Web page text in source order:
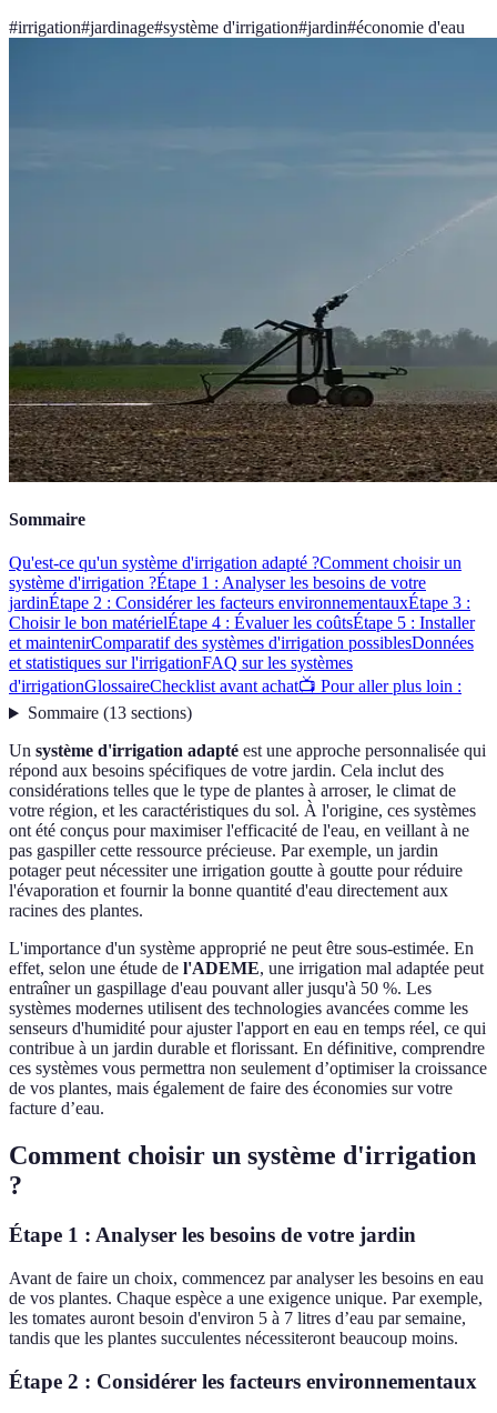
#irrigation#jardinage#système d'irrigation#jardin#économie d'eau
Sommaire
Qu'est-ce qu'un système d'irrigation adapté ?Comment choisir un
système d'irrigation ?Étape 1 : Analyser les besoins de votre
jardinÉtape 2 : Considérer les facteurs environnementauxÉtape 3 :
Choisir le bon matérielÉtape 4 : Évaluer les coûtsÉtape 5 : Installer
et maintenirComparatif des systèmes d'irrigation possiblesDonnées
et statistiques sur l'irrigationFAQ sur les systèmes
d'irrigationGlossaireChecklist avant achat📺 Pour aller plus loin :
Sommaire(13 sections)
Un système d'irrigation adapté est une approche personnalisée qui
répond aux besoins spécifiques de votre jardin. Cela inclut des
considérations telles que le type de plantes à arroser, le climat de
votre région, et les caractéristiques du sol. À l'origine, ces systèmes
ont été conçus pour maximiser l'efficacité de l'eau, en veillant à ne
pas gaspiller cette ressource précieuse. Par exemple, un jardin
potager peut nécessiter une irrigation goutte à goutte pour réduire
l'évaporation et fournir la bonne quantité d'eau directement aux
racines des plantes.
L'importance d'un système approprié ne peut être sous-estimée. En
effet, selon une étude de l'ADEME, une irrigation mal adaptée peut
entraîner un gaspillage d'eau pouvant aller jusqu'à 50 %. Les
systèmes modernes utilisent des technologies avancées comme les
senseurs d'humidité pour ajuster l'apport en eau en temps réel, ce qui
contribue à un jardin durable et florissant. En définitive, comprendre
ces systèmes vous permettra non seulement d’optimiser la croissance
de vos plantes, mais également de faire des économies sur votre
facture d’eau.
Comment choisir un système d'irrigation
?
Étape 1 : Analyser les besoins de votre jardin
Avant de faire un choix, commencez par analyser les besoins en eau
de vos plantes. Chaque espèce a une exigence unique. Par exemple,
les tomates auront besoin d'environ 5 à 7 litres d’eau par semaine,
tandis que les plantes succulentes nécessiteront beaucoup moins.
Étape 2 : Considérer les facteurs environnementaux